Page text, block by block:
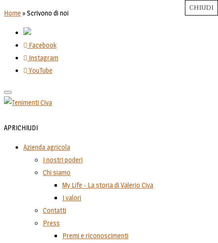
Home »Scrivono di noi
Facebook
Instagram
YouTube
Toggle
navigation
APRICHIUDI
Azienda agricola
I nostri poderi
Chi siamo
My Life - La storia di Valerio Civa
I valori
Contatti
Press
Premi e riconoscimenti
Close
Close
Close
Close
CHIUDI
CHIUDI
CHIUDI
CHIUDI
CHIUDI